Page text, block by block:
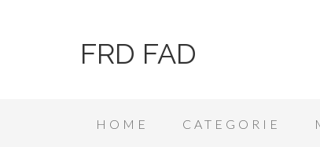
FRD FAD
HOME CATEGORIE